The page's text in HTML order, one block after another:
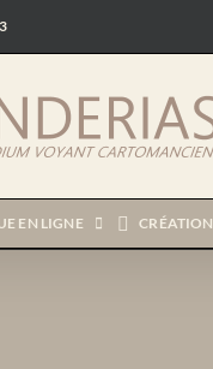
EN LIGNE CRÉATION